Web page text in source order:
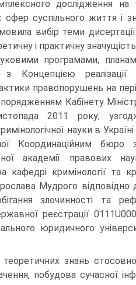
дослідження на
сфер суспільного життя і
вибір теми
і практичну
програмами,
з Концепцією реалізації
правопорушень на
Кабінету
2011 року;
науки в
Координаційним бюро
академії правових
кафедрі кримінології та
Мудрого відповідно
злочинності та
реєстрації
юридичного
знань
побудова сучасної